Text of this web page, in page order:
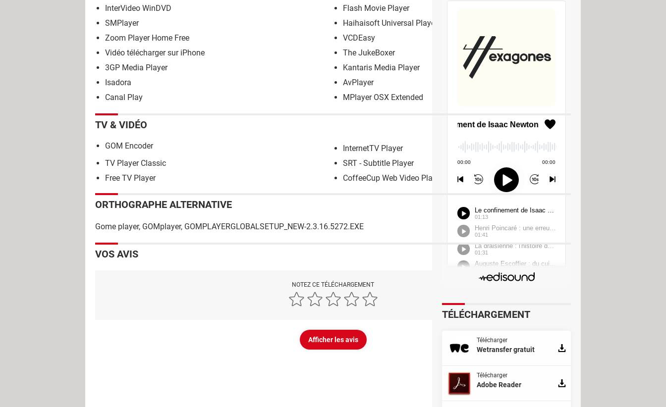
InterVideo WinDVD
Flash Movie Player
SMPlayer
Haihaisoft Universal Player
Zoom Player Home Free
VCDEasy
Vidéo télécharger sur iPhone
The JukeBoxer
3GP Media Player
Kantaris Media Player
Isadora
AvPlayer
Canal Play
MPlayer OSX Extended
TV & VIDÉO
GOM Encoder
InternetTV Player
TV Player Classic
SRT - Subtitle Player
Free TV Player
CoffeeCup Web Video Player
ORTHOGRAPHE ALTERNATIVE
Gome player, GOMplayer, GOMPLAYERGLOBALSETUP_NEW-2.3.16.5272.EXE
VOS AVIS
NOTEZ CE TÉLÉCHARGEMENT
Afficher les avis
TÉLÉCHARGEMENT
Télécharger
Wetransfer gratuit
Télécharger
Adobe Reader